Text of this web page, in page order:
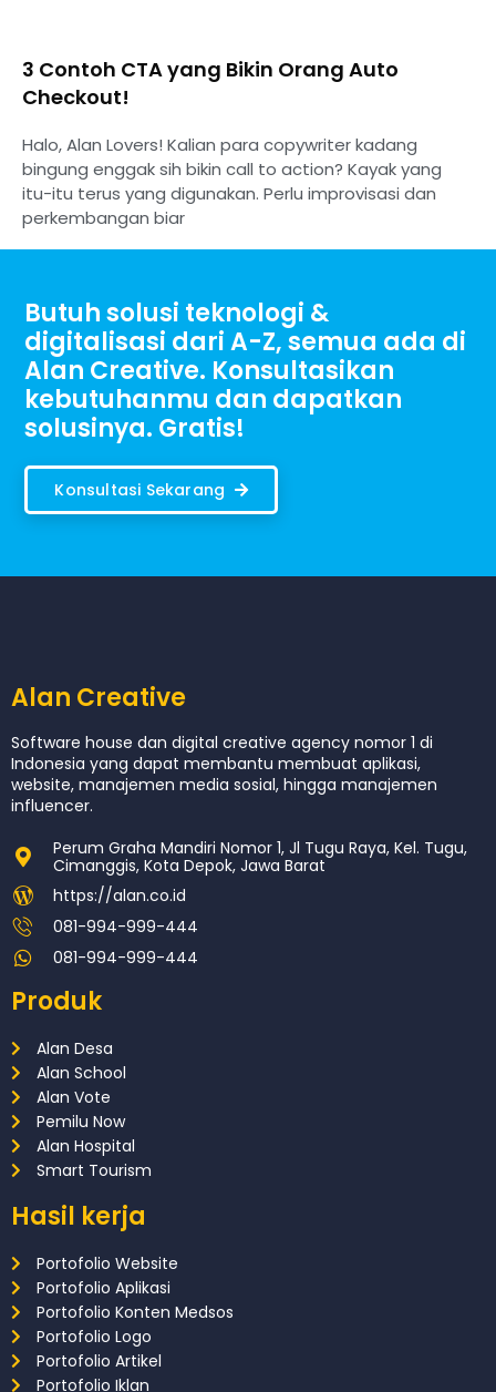
3 Contoh CTA yang Bikin Orang Auto
Checkout!
Halo, Alan Lovers! Kalian para copywriter kadang
bingung enggak sih bikin call to action? Kayak yang
itu-itu terus yang digunakan. Perlu improvisasi dan
perkembangan biar
Butuh solusi teknologi &
digitalisasi dari A-Z, semua ada di
Alan Creative. Konsultasikan
kebutuhanmu dan dapatkan
solusinya. Gratis!
Konsultasi Sekarang
Alan Creative
Software house dan digital creative agency nomor 1 di
Indonesia yang dapat membantu membuat aplikasi,
website, manajemen media sosial, hingga manajemen
influencer.
Perum Graha Mandiri Nomor 1, Jl Tugu Raya, Kel. Tugu,
Cimanggis, Kota Depok, Jawa Barat
https://alan.co.id
081-994-999-444
081-994-999-444
Produk
Alan Desa
Alan School
Alan Vote
Pemilu Now
Alan Hospital
Smart Tourism
Hasil kerja
Portofolio Website
Portofolio Aplikasi
Portofolio Konten Medsos
Portofolio Logo
Portofolio Artikel
Portofolio Iklan